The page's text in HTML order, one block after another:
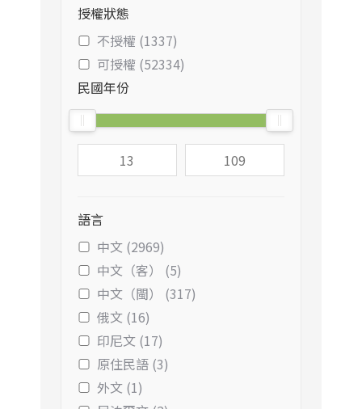
授權狀態
不授權 (1337)
可授權 (52334)
民國年份
語言
中文 (2969)
中文（客） (5)
中文（閩） (317)
俄文 (16)
印尼文 (17)
原住民語 (3)
外文 (1)